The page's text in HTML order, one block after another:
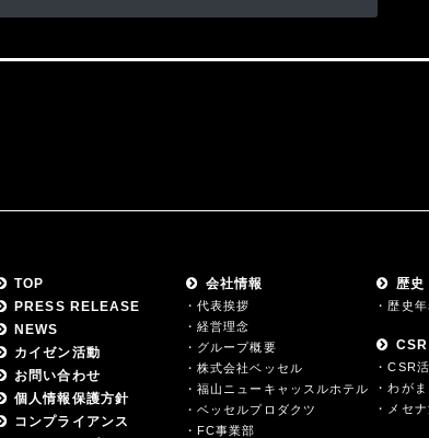
TOP
PRESS RELEASE
NEWS
カイゼン活動
お問い合わせ
個人情報保護方針
コンプライアンス
会社情報
・代表挨拶
・経営理念
・グループ概要
・株式会社ベッセル
・福山ニューキャッスルホテル
・ベッセルプロダクツ
・FC事業部
歴史
・歴史
CSR
・CSR
・わが
・メセ